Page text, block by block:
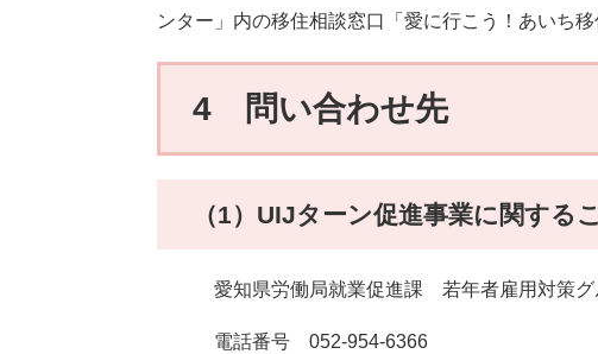
ンター」内の移住相談窓口「愛に行こう！あいち
4 問い合わせ先
（1）UIJターン促進事業に関する
愛知県労働局就業促進課 若年者雇用対策グ
電話番号 052-954-6366